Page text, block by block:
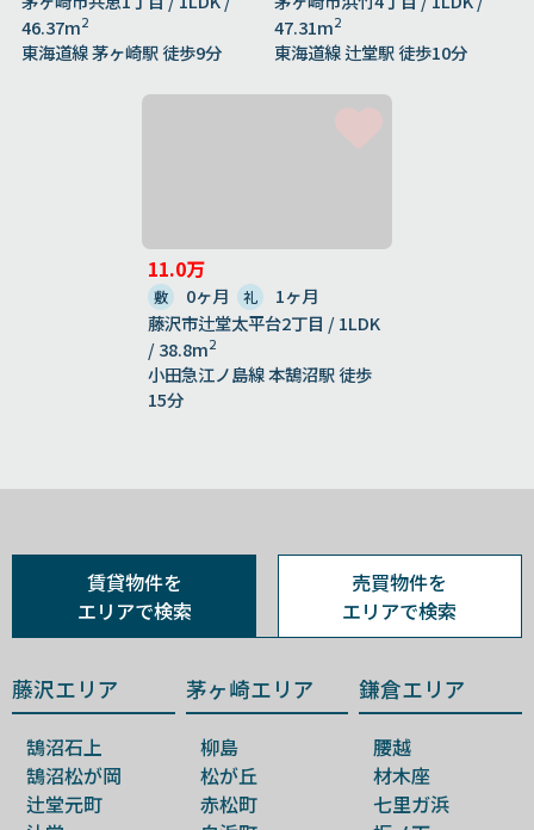
46.37m2
東海道線 茅ヶ崎駅 徒歩9分
47.31m2
東海道線 辻堂駅 徒歩10分
11.0万
敷 0ヶ月 礼
1ヶ月
藤沢市辻堂太平台2丁目 / 1LDK
/ 38.8m2
小田急江ノ島線 本鵠沼駅 徒歩
15分
賃貸物件を
エリアで検索
売買物件を
エリアで検索
藤沢エリア
鵠沼石上
鵠沼松が岡
辻堂元町
茅ヶ崎エリア
柳島
松が丘
赤松町
鎌倉エリア
腰越
材木座
七里ガ浜